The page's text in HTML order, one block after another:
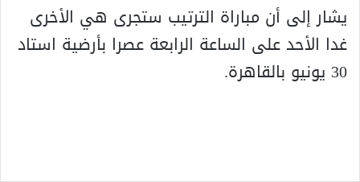
يشار إلى أن مباراة الترتيب ستجرى هي الأخرى
غدا الأحد على الساعة الرابعة عصرا بأرضية استاد
30 يونيو بالقاهرة.